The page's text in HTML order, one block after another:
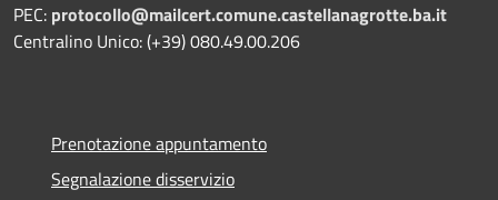
PEC: protocollo@mailcert.comune.castellanagrotte.ba.it
Centralino Unico: (+39) 080.49.00.206
Prenotazione appuntamento
Segnalazione disservizio